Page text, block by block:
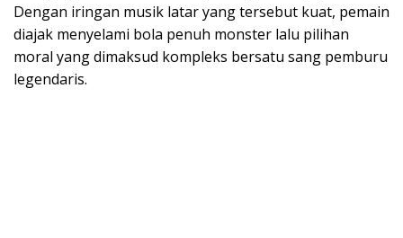
Dengan iringan musik latar yang tersebut kuat, pemain
diajak menyelami bola penuh monster lalu pilihan
moral yang dimaksud kompleks bersatu sang pemburu
legendaris.